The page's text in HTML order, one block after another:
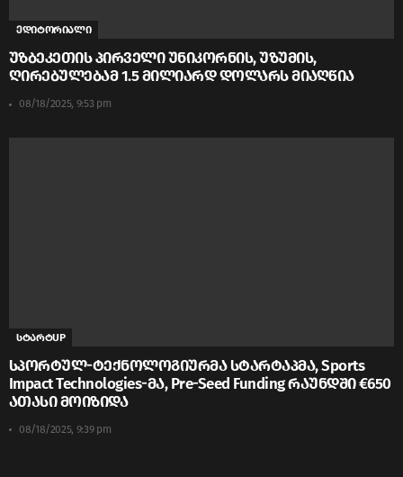
ედიტორიალი
უზბეკეთის პირველი უნიკორნის, უზუმის,
ღირებულებამ 1.5 მილიარდ დოლარს მიაღწია
08/18/2025, 9:53 pm
სტარტUP
სპორტულ-ტექნოლოგიურმა სტარტაპმა, Sports
Impact Technologies-მა, Pre-Seed Funding რაუნდში €650
ათასი მოიზიდა
08/18/2025, 9:39 pm